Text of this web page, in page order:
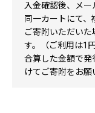
入金確認後、メー
同一カートにて
ご寄附いただい
す。（ご利用は1
合算した金額で発
けてご寄附をお願